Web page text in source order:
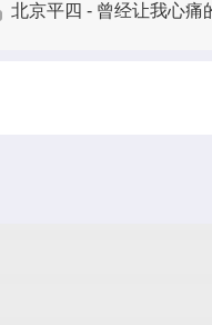
北京平四 - 曾经让我心痛的